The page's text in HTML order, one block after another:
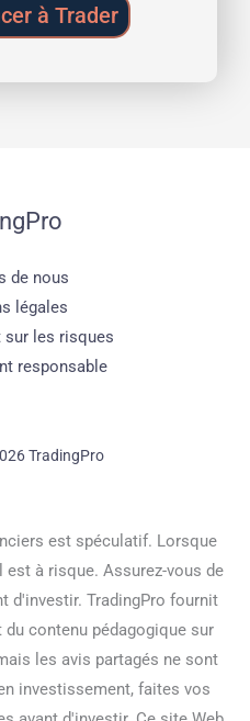
à Trader
de nous
légales
les risques
responsable
TradingPro
est spéculatif. Lorsque
à risque. Assurez-vous de
d'investir. TradingPro fournit
contenu pédagogique sur
les avis partagés ne sont
investissement, faites vos